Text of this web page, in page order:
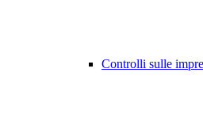
Controlli sulle